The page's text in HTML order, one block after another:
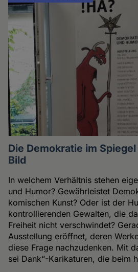
Die Demokratie im
Bild
In welchem Verhältnis stehen
und Humor? Gewährleistet
komischen Kunst? Oder ist der
kontrollierenden Gewalten, die
Freiheit nicht verschwindet?
Ausstellung eröffnet, deren
diese Frage nachzudenken. Mit
sei Dank“-Karikaturen, die beim